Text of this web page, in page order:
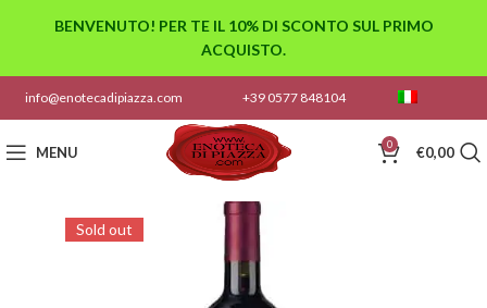
info@enotecadipiazza.com +39 0577 848104
MENU 0 €0,00
Sold out
BENVENUTO! PER TE IL 10% DI SCONTO SUL PRIMO
ACQUISTO.